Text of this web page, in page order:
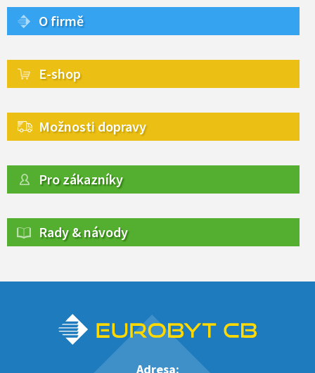
O firmě
E-shop
Možnosti dopravy
Pro zákazníky
Rady & návody
Adresa: